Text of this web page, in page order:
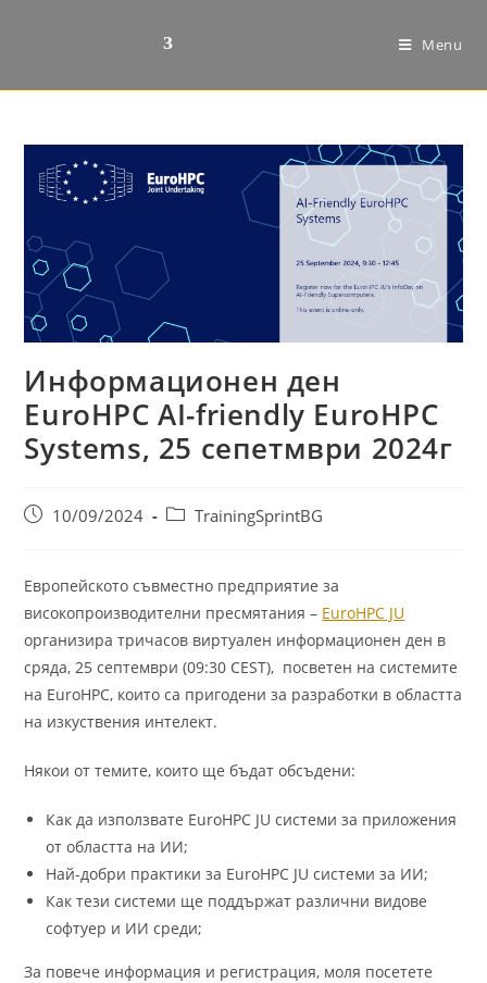
Menu
Информационен ден
EuroHPC AI-friendly EuroHPC
Systems, 25 сепетмври 2024г
10/09/2024 TrainingSprintBG
Европейското съвместно предприятие за
високопроизводителни пресмятания – EuroHPC JU
организира тричасов виртуален информационен ден в
сряда, 25 септември (09:30 CEST), посветен на системите
на EuroHPC, които са пригодени за разработки в областта
на изкуствения интелект.
Някои от темите, които ще бъдат обсъдени:
Как да използвате EuroHPC JU системи за приложения
от областта на ИИ;
Най-добри практики за EuroHPC JU системи за ИИ;
Как тези системи ще поддържат различни видове
софтуер и ИИ среди;
За повече информация и регистрация, моля посетете